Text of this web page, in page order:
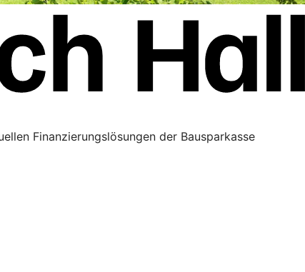
Finanzierungslösungen der Bausparkasse